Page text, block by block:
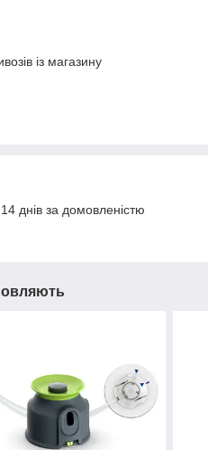
із магазину
днів за домовленістю